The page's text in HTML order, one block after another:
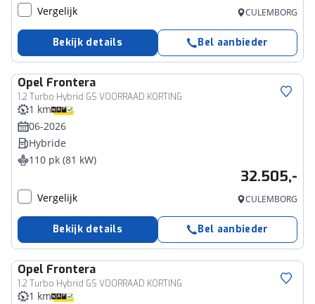
Vergelijk CULEMBORG
Bekijk details Bel aanbieder
Opel Frontera
1.2 Turbo Hybrid GS VOORRAAD KORTING
1 km
06-2026
Hybride
110 pk (81 kW)
32.505,-
Vergelijk CULEMBORG
Bekijk details Bel aanbieder
Opel Frontera
1.2 Turbo Hybrid GS VOORRAAD KORTING
1 km